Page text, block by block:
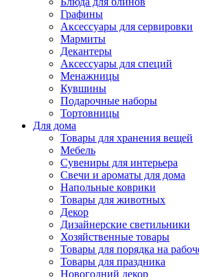
Графины
Аксессуары для сервировки
Мармиты
Декантеры
Аксессуары для специй
Менажницы
Кувшины
Подарочные наборы
Тортовницы
Для дома
Товары для хранения вещей
Мебель
Сувениры для интерьера
Свечи и ароматы для дома
Напольные коврики
Товары для животных
Декор
Дизайнерские светильники
Хозяйственные товары
Товары для порядка на
Товары для праздника
Новогодний декор